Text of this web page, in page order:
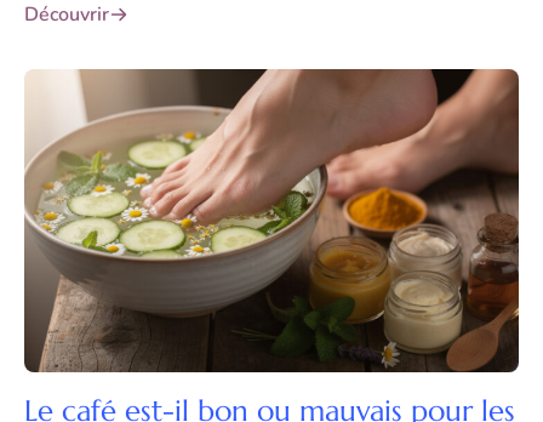
Découvrir
Le café est-il bon ou mauvais pour les